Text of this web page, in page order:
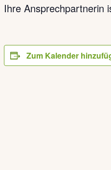
Ihre Ansprechpartnerin
Zum Kalender